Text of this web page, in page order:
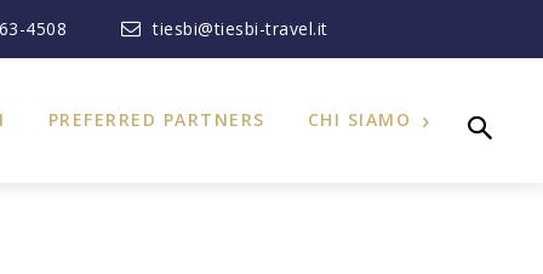
4508 tiesbi@tiesbi-travel.it
PREFERRED PARTNERS CHI SIAMO